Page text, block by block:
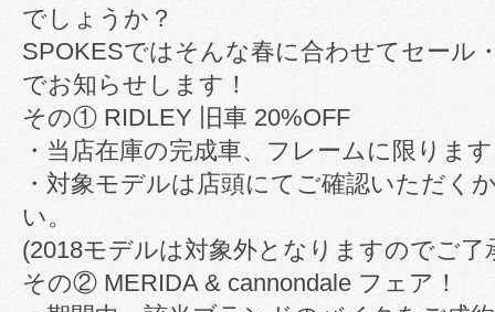
でしょうか？
SPOKESではそんな春に合わせてセール
でお知らせします！
その① RIDLEY 旧車 20%OFF
・当店在庫の完成車、フレームに限りま
・対象モデルは店頭にてご確認いただく
い。
(2018モデルは対象外となりますのでご了
その② MERIDA & cannondale フェア！